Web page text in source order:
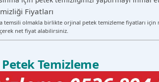
Fiyatları
temsili olmakla birlikte orjinal petek temizleme fiyatları için
net fiyat alabilirsiniz.
Temizleme